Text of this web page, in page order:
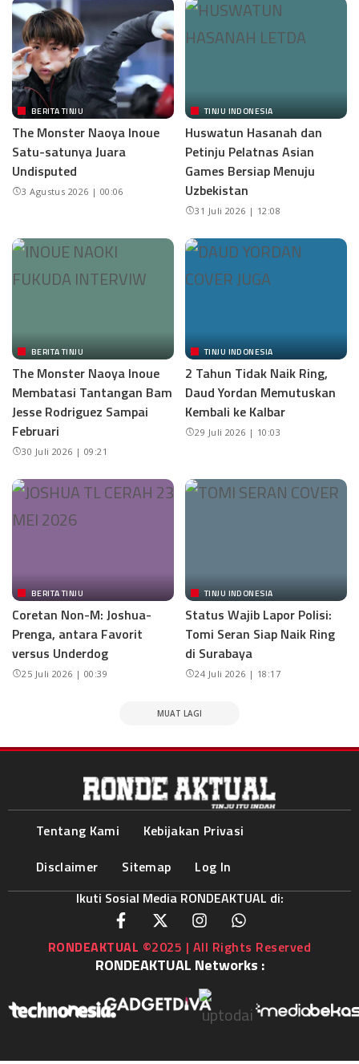
BERITA TINJU
The Monster Naoya Inoue
Satu-satunya Juara
Undisputed
3 Agustus 2026 | 00:06
TINJU INDONESIA
Huswatun Hasanah dan
Petinju Pelatnas Asian
Games Bersiap Menuju
Uzbekistan
31 Juli 2026 | 12:08
BERITA TINJU
The Monster Naoya Inoue
Membatasi Tantangan Bam
Jesse Rodriguez Sampai
Februari
30 Juli 2026 | 09:21
TINJU INDONESIA
2 Tahun Tidak Naik Ring,
Daud Yordan Memutuskan
Kembali ke Kalbar
29 Juli 2026 | 10:03
BERITA TINJU
Coretan Non-M: Joshua-
Prenga, antara Favorit
versus Underdog
25 Juli 2026 | 00:39
TINJU INDONESIA
Status Wajib Lapor Polisi:
Tomi Seran Siap Naik Ring
di Surabaya
24 Juli 2026 | 18:17
MUAT LAGI
Tentang Kami
Kebijakan Privasi
Disclaimer
Sitemap
Log In
Ikuti Sosial Media RONDEAKTUAL di:
RONDEAKTUAL ©2025 | All Rights Reserved
RONDEAKTUAL Networks :